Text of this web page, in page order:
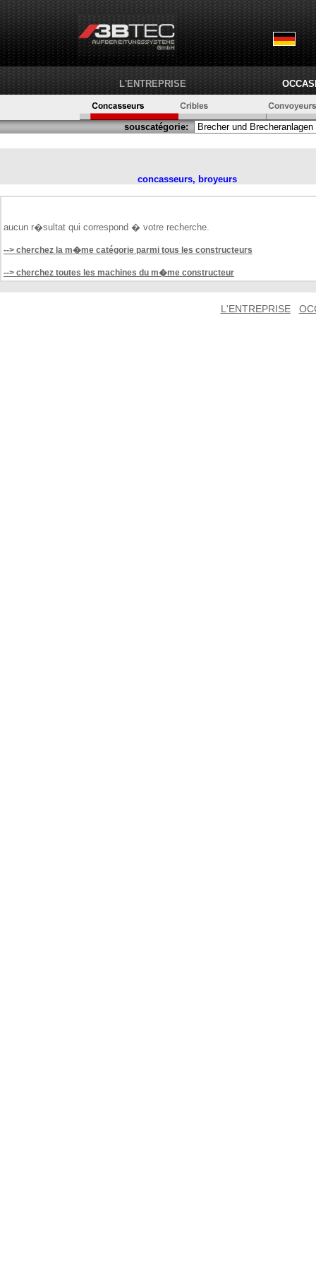
L'ENTREPRISE
souscatégorie:
concasseurs, broyeurs
aucun r�sultat qui correspond � votre recherche.
--> cherchez la m�me catégorie parmi tous les constructeurs
--> cherchez toutes les machines du m�me constructeur
L'ENTREPRISE